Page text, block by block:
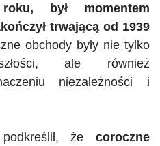
był momentem
trwającą od 1939
obchody były nie tylko
ale również
niezależności i
że coroczne